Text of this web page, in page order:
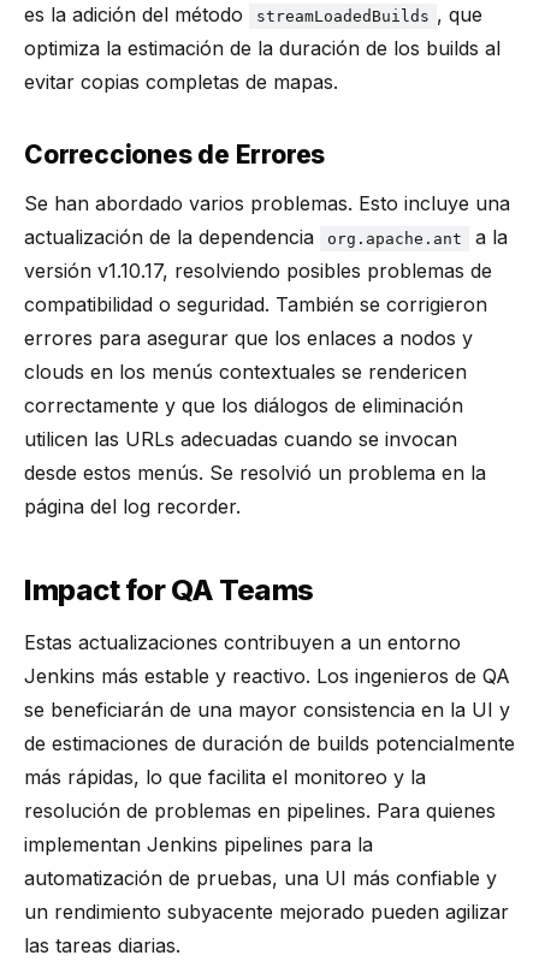
es la adición del método
streamLoadedBuilds , que
optimiza la estimación de la duración de los builds al
evitar copias completas de mapas.
Correcciones de Errores
Se han abordado varios problemas. Esto incluye una
actualización de la dependencia
org.apache.ant
a la
versión v1.10.17, resolviendo posibles problemas de
compatibilidad o seguridad. También se corrigieron
errores para asegurar que los enlaces a nodos y
clouds en los menús contextuales se rendericen
correctamente y que los diálogos de eliminación
utilicen las URLs adecuadas cuando se invocan
desde estos menús. Se resolvió un problema en la
página del log recorder.
Impact for QA Teams
Estas actualizaciones contribuyen a un entorno
Jenkins más estable y reactivo. Los ingenieros de QA
se beneficiarán de una mayor consistencia en la UI y
de estimaciones de duración de builds potencialmente
más rápidas, lo que facilita el monitoreo y la
resolución de problemas en pipelines. Para quienes
implementan Jenkins pipelines para la
automatización de pruebas, una UI más confiable y
un rendimiento subyacente mejorado pueden agilizar
las tareas diarias.